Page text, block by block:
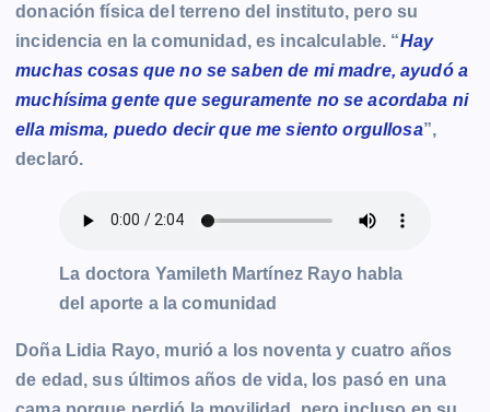
donación física del terreno del instituto, pero su
incidencia en la comunidad, es incalculable. “Hay
muchas cosas que no se saben de mi madre, ayudó a
muchísima gente que seguramente no se acordaba ni
ella misma, puedo decir que me siento orgullosa”,
declaró.
La doctora Yamileth Martínez Rayo habla
del aporte a la comunidad
Doña Lidia Rayo, murió a los noventa y cuatro años
de edad, sus últimos años de vida, los pasó en una